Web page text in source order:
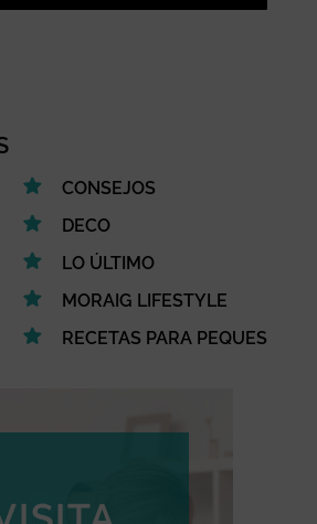
CONSEJOS
DECO
LO ÚLTIMO
MORAIG LIFESTYLE
RECETAS PARA PEQUES